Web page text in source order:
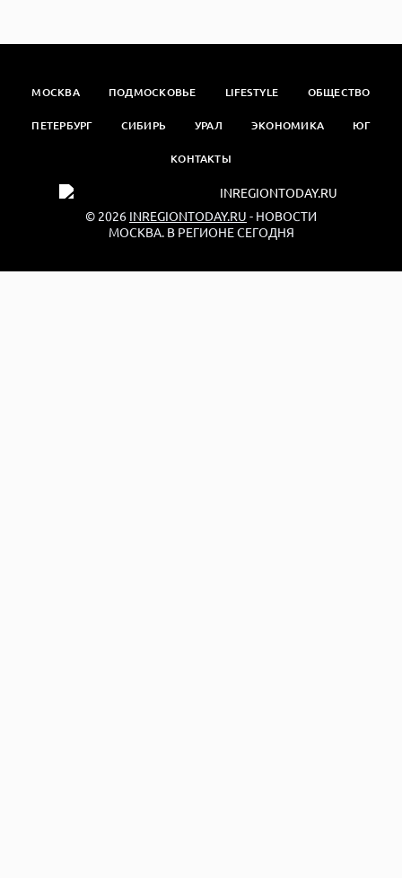
МОСКВА ПОДМОСКОВЬЕ LIFESTYLE ОБЩЕСТВО
ПЕТЕРБУРГ СИБИРЬ УРАЛ ЭКОНОМИКА ЮГ
КОНТАКТЫ
© 2026 INREGIONTODAY.RU - НОВОСТИ
МОСКВА. В РЕГИОНЕ СЕГОДНЯ